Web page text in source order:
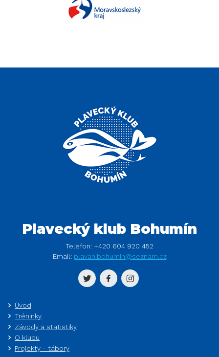
Plavecký klub Bohumín
Telefon: +420 604 920 452
Email: plavanibohumin@seznam.cz
Úvod
Tréninky
Závody a statistiky
O klubu
Projekty - tábory